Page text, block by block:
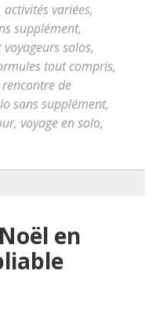
activités variées,
supplément,
solos,
tout compris,
rencontre de
sans supplément,
, voyage en solo,
en